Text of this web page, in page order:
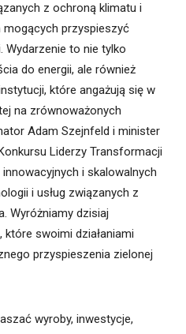
z ochroną klimatu i
przyspieszyć
to nie tylko
do energii, ale również
które angażują się w
na zrównoważonych
Adam Szejnfeld i minister
Liderzy Transformacji
i skalowalnych
i usług związanych z
Wyróżniamy dzisiaj
swoimi działaniami
przyspieszenia zielonej
wyroby, inwestycje,